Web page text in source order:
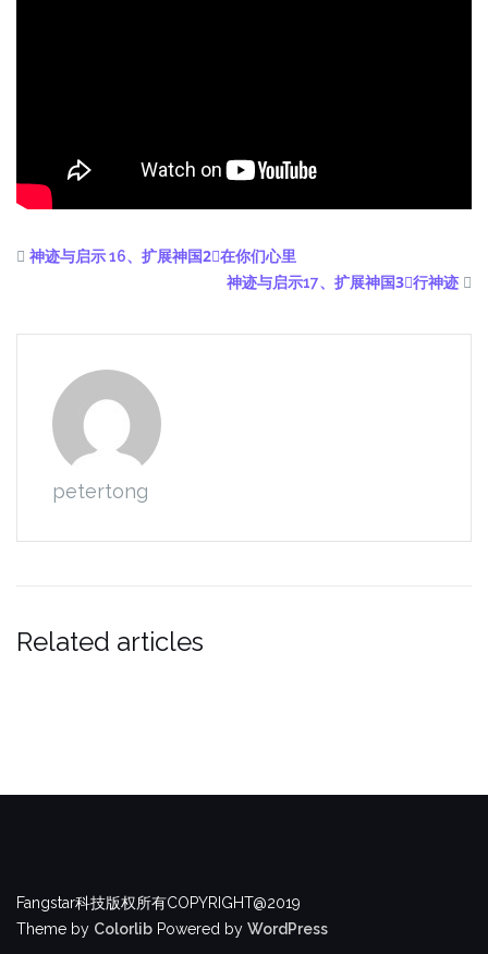
神迹与启示 16、扩展神国2⃣️在你们心里
神迹与启示17、扩展神国3⃣️行神迹
petertong
Related articles
Fangstar科技版权所有COPYRIGHT@2019
Theme by Colorlib Powered by WordPress